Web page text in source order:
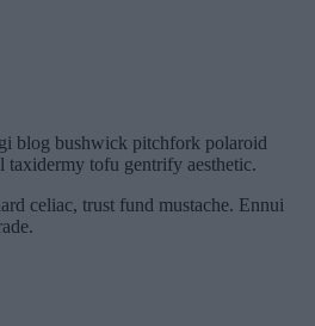
blog bushwick pitchfork polaroid
taxidermy tofu gentrify aesthetic.
celiac, trust fund mustache. Ennui